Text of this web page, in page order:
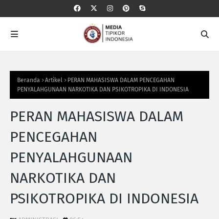
Beranda Artikel
PERAN MAHASISWA DALAM PENCEGAHAN
PENYALAHGUNAAN NARKOTIKA DAN PSIKOTROPIKA DI INDONESIA
PERAN MAHASISWA DALAM
PENCEGAHAN
PENYALAHGUNAAN
NARKOTIKA DAN
PSIKOTROPIKA DI INDONESIA